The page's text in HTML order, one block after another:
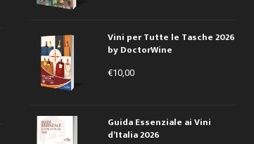
Vini per Tutte le Tasche 2026
by DoctorWine
€10,00
Guida Essenziale ai Vini
d’Italia 2026